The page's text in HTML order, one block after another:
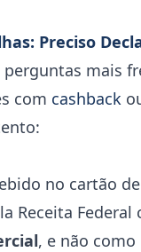
Preciso
perguntas mais
com cashback
no cartão
Receita Federal
, e não como